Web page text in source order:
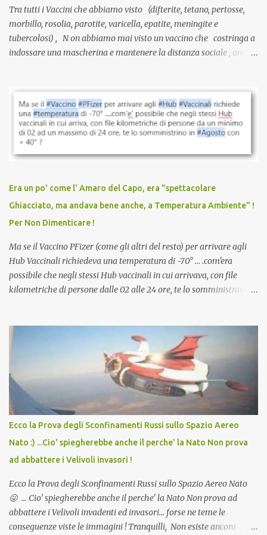
Tra tutti i Vaccini che abbiamo visto (difterite, tetano, pertosse,
morbillo, rosolia, parotite, varicella, epatite, meningite e
tubercolosi) , N on abbiamo mai visto un vaccino che costringa a
indossare una mascherina e mantenere la distanza sociale , anche
vaccinazione. Non avevamo mai sentito parlare di ricompense,
sconti, incentivi per vaccinarsi. Non avevamo mai visto
discriminazioni per coloro che non l’hanno fatto. Se non sei stato
vaccinato, nessuno aveva prima cercato di farti sentire una
persona cattiva. Non avevamo mai visto un vaccino che minacci le
vaccino usato per minacciare i mezzi di sussistenza, il lavoro o la
scuola. Non avevamo mai visto un vaccino che permettesse a un
dodicenne di ignorare il consenso dei genitori. Dopo tutti i vaccini
che abbiamo elencato sopra...
Era un po' come l' Amaro del Capo, era "spettacolare
Ghiacciato, ma andava bene anche, a Temperatura Ambiente" !
Per Non Dimenticare !
Ma se il Vaccino PFizer (come gli altri del resto) per arrivare agli
Hub Vaccinali richiedeva una temperatura di -70° ... .com'era
possibile che negli stessi Hub vaccinali in cui arrivava, con file
kilometriche di persone dalle 02 alle 24 ore, te lo somministravano
Vaccino come: l' Amaro del Capo, era "spettacolare Ghiacciato, ma
andava bene anche, a Temperatura Ambiente"! Riproponiamo
l'articolo per NON Dimenticare!
Ecco la Prova degli Sconfinamenti Russi sullo Spazio Aereo
Nato :) ...Cio' spiegherebbe anche il perche' la Nato Non prova
ad abbattere i Velivoli invasori !
Ecco la Prova degli Sconfinamenti Russi sullo Spazio Aereo Nato
😛 ... Cio' spiegherebbe anche il perche' la Nato Non prova ad
abbattere i Velivoli invadenti ed invasori... forse ne teme le
conseguenze viste le immagini ! Tranquilli, Non esiste ancora